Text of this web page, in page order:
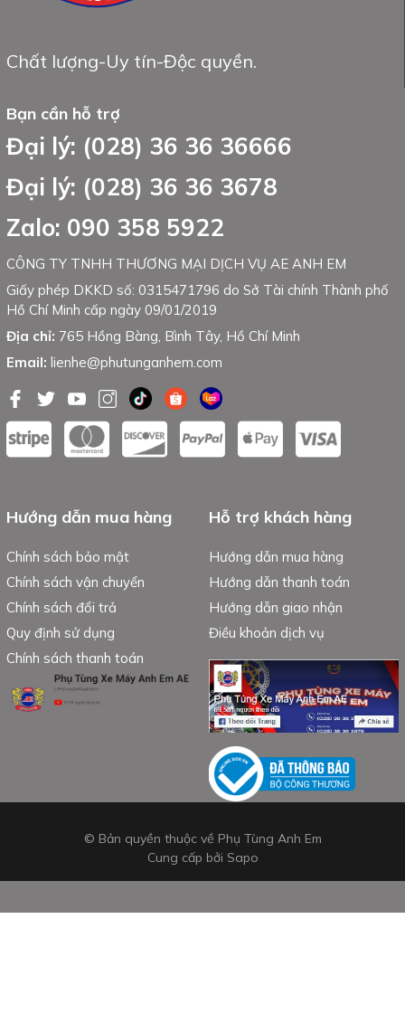
Chất lượng-Uy tín-Độc quyền.
Bạn cần hỗ trợ
Đại lý: (028) 36 36 36666
Đại lý: (028) 36 36 3678
Zalo: 090 358 5922
CÔNG TY TNHH THƯƠNG MẠI DỊCH VỤ AE ANH EM
Giấy phép DKKD số: 0315471796 do Sở Tài chính Thành phố
Hồ Chí Minh cấp ngày 09/01/2019
Địa chỉ: 765 Hồng Bàng, Bình Tây, Hồ Chí Minh
Email: lienhe@phutunganhem.com
Hướng dẫn mua hàng
Chính sách bảo mật
Chính sách vận chuyển
Chính sách đổi trả
Quy định sử dụng
Chính sách thanh toán
Hỗ trợ khách hàng
Hướng dẫn mua hàng
Hướng dẫn thanh toán
Hướng dẫn giao nhận
Điều khoản dịch vụ
© Bản quyền thuộc về Phụ Tùng Anh Em
Cung cấp bởi Sapo